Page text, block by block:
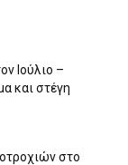
Ιούλιο –
και στέγη
στο